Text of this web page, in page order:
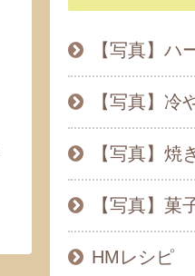
【写真】ハ
【写真】冷
【写真】焼
【写真】菓
HMレシピ